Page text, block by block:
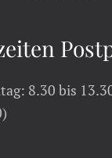
8.30 bis